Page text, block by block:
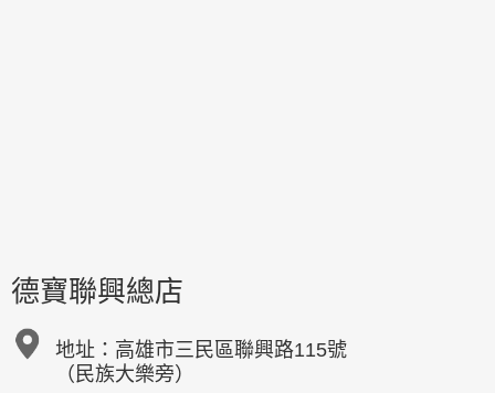
德寶聯興總店
地址： 高雄市三民區聯興路115號
（民族大樂旁）